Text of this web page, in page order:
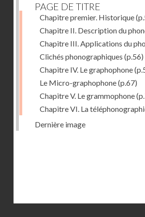
PAGE DE TITRE
Chapitre premier. Historique
Chapitre II. Description du
Chapitre III. Applications du
Clichés phonographiques (p.56)
Chapitre IV. Le graphophone
Le Micro-graphophone(p.67)
Chapitre V. Le grammophone
Chapitre VI. La
Dernière image